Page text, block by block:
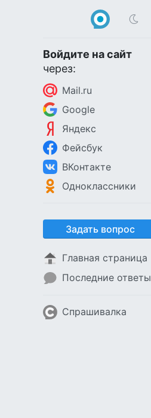
Войдите на сайт
через:
Mail.ru
Google
Яндекс
Фейсбук
ВКонтакте
Одноклассники
Задать вопрос
Главная страница
Последние ответы
Спрашивалка